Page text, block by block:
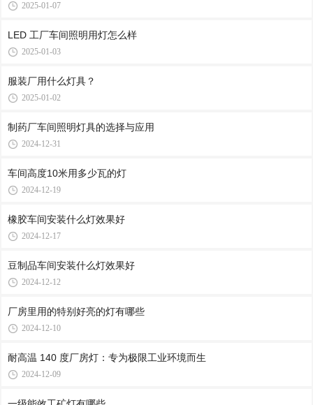
2025-01-07
LED 工厂车间照明用灯怎么样
2025-01-03
服装厂用什么灯具？
2025-01-02
制药厂车间照明灯具的选择与应用
2024-12-31
车间高度10米用多少瓦的灯
2024-12-19
橡胶车间安装什么灯效果好
2024-12-17
豆制品车间安装什么灯效果好
2024-12-12
厂房里用的特别好亮的灯有哪些
2024-12-10
耐高温 140 度厂房灯：专为极限工业环境而生
2024-12-09